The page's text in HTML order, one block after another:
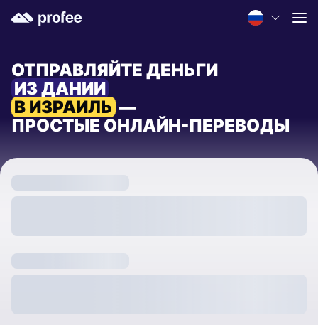
ОТПРАВЛЯЙТЕ ДЕНЬГИ
ИЗ ДАНИИ
В ИЗРАИЛЬ —
ПРОСТЫЕ ОНЛАЙН-ПЕРЕВОДЫ